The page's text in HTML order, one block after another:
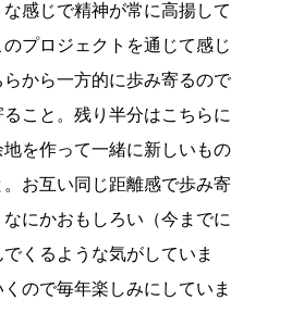
感じで精神が常に高揚して
プロジェクトを通じて感じ
から一方的に歩み寄るので
こと。残り半分はこちらに
を作って一緒に新しいもの
お互い同じ距離感で歩み寄
にかおもしろい（今までに
くるような気がしていま
ので毎年楽しみにしていま